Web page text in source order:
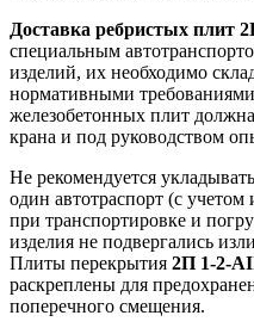
Доставка ребристых плит
специальным
изделий, их необходимо
нормативными
железобетонных плит
крана и под руководством
Не рекомендуется
один автотраспорт (с
при транспортировке и
изделия не подвергались
Плиты перекрытия 2П 1-2-
раскреплены для
поперечного смещения.